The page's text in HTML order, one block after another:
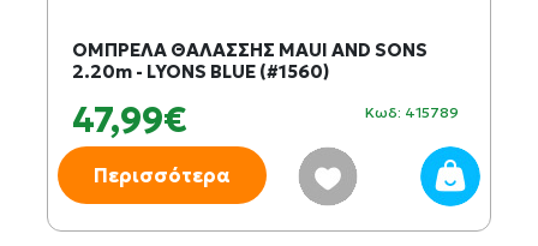
ΟΜΠΡΕΛΑ ΘΑΛΑΣΣΗΣ MAUI AND SONS
2.20m - LYONS BLUE (#1560)
47,99€ Κωδ: 415789
Περισσότερα